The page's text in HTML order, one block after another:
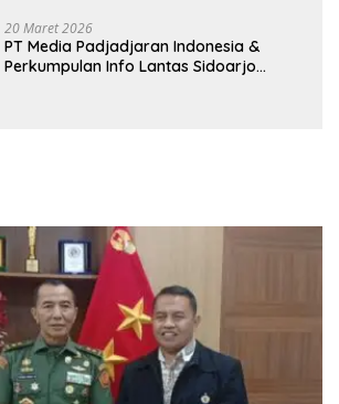
20 Maret 2026
PT Media Padjadjaran Indonesia &
Perkumpulan Info Lantas Sidoarjo